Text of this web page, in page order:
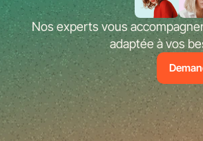
Nos experts vous
adaptée à vos